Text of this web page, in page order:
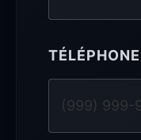
TÉLÉPHONE